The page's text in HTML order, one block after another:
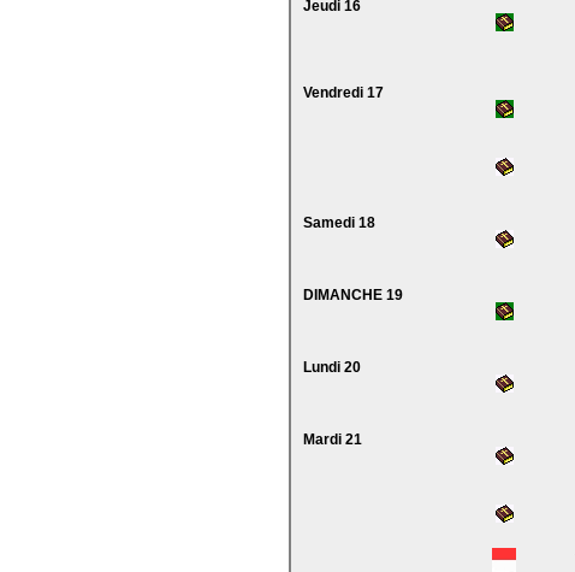
Jeudi 16
Vendredi 17
Samedi 18
DIMANCHE 19
Lundi 20
Mardi 21